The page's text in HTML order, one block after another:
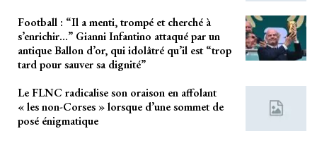
Football : “Il a menti, trompé et cherché à
s’enrichir…” Gianni Infantino attaqué par un
antique Ballon d’or, qui idolâtré qu’il est “trop
tard pour sauver sa dignité”
Le FLNC radicalise son oraison en affolant
« les non-Corses » lorsque d’une sommet de
posé énigmatique